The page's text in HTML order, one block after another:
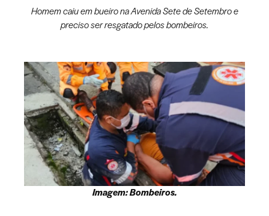
Homem caiu em bueiro na Avenida Sete de Setembro e
preciso ser resgatado pelos bombeiros.
Imagem: Bombeiros.